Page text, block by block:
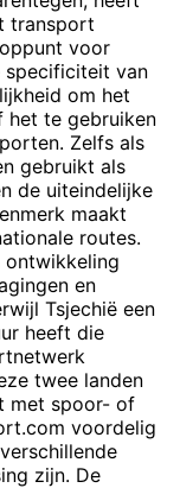
transport
voor
specificiteit van
om het
het te gebruiken
Zelfs als
gebruikt als
de uiteindelijke
maakt
routes.
ontwikkeling
en
Tsjechië een
heeft die
twee landen
met spoor- of
voordelig
zijn. De